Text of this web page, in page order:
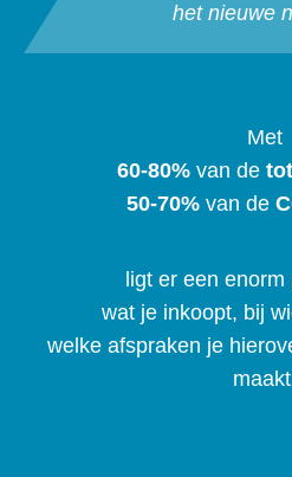
het nieuwe
Met
60-80%van de
50-70%van de
ligt er een
wat je inkoopt, bij
welke afspraken je